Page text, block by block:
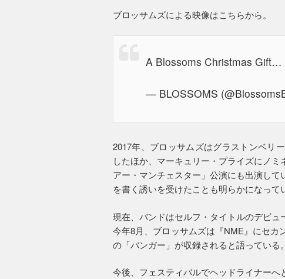
ブロッサムズによる映像はこちらから。
A Blossoms Christmas Gift…
— BLOSSOMS
2017年、ブロッサムズはグラストンベリ
したほか、マーキュリー・プライズにノ
アー・マンチェスター」公演にも出演し
を書く誘いを受けたことも明らかになって
現在、バンドはセルフ・タイトルのデビュ
今年8月、ブロッサムズは『NME』にセカ
の「バンガー」が収録されると語っている。
今後、フェスティバルでヘッドライナー